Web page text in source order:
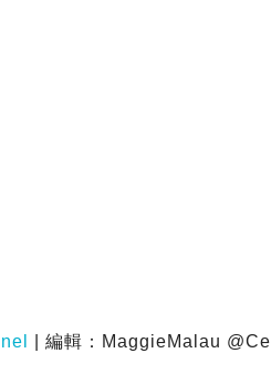
| 編輯：MaggieMalau